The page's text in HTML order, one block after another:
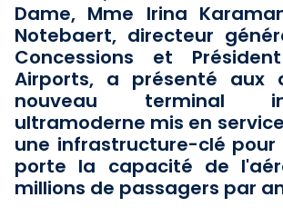
Dame, Mme Irina
Notebaert, directeur
Concessions et
Airports, a présenté aux
nouveau terminal
ultramoderne mis en
une infrastructure-clé pour
porte la capacité de
millions de passagers par